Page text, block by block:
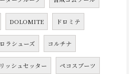
DOLOMITE ドロミテ
ラシューズ コルチナ
ッシュセッター ペコスブーツ